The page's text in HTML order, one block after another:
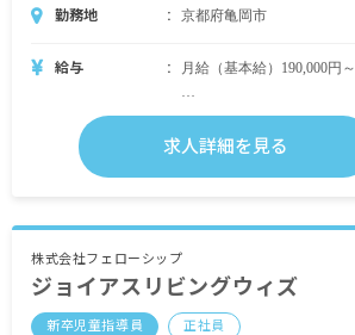
勤務地 京都府亀岡市
給与 月給（基本給）190,000円～
時間外手当
昇給あり
求人詳細を見る
株式会社フェローシップ
ジョイアスリビングウィズ
新卒児童指導員 正社員